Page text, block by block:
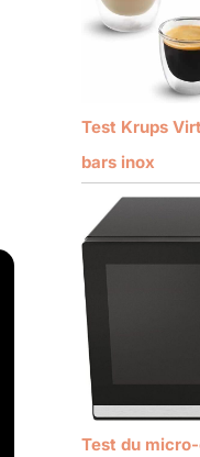
Test Krups
bars inox
Test du